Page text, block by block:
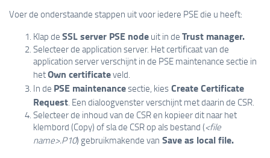
Voer de onderstaande stappen uit voor iedere PSE die u heeft:
Klap de SSL server PSE node uit in de Trust manager.
Selecteer de application server. Het certificaat van de
application server verschijnt in de PSE maintenance sectie in
hetOwn certificateveld.
In de PSE maintenancesectie, kies Create Certificate
Request. Een dialoogvenster verschijnt met daarin de CSR.
Selecteer de inhoud van de CSR en kopieer dit naar het
klembord (Copy) of sla de CSR op als bestand (<file
name>.P10) gebruikmakende van Save as local file.